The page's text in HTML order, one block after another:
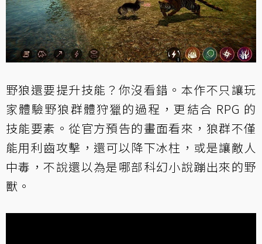
野狼還要提升技能？你沒看錯。本作不只讓玩
家體驗野狼群體狩獵的過程，更結合 RPG 的
技能要素。從官方預告的畫面看來，狼群不僅
能用利齒攻擊，還可以降下冰柱，或是讓敵人
中毒，不說還以為是哪部科幻小說蹦出來的野
獸。